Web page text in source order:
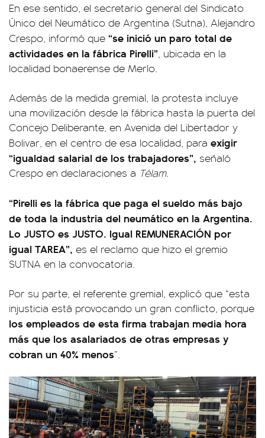
En ese sentido, el secretario general del Sindicato
Único del Neumático de Argentina (Sutna), Alejandro
Crespo, informó que “se inició un paro total de
actividades en la fábrica Pirelli”, ubicada en la
localidad bonaerense de Merlo.
Además de la medida gremial, la protesta incluye
una movilización desde la fábrica hasta la puerta del
Concejo Deliberante, en Avenida del Libertador y
Bolivar, en el centro de esa localidad, para exigir
“igualdad salarial de los trabajadores”, señaló
Crespo en declaraciones a Télam.
“Pirelli es la fábrica que paga el sueldo más bajo
de toda la industria del neumático en la Argentina.
Lo JUSTO es JUSTO. Igual REMUNERACIÓN por
igual TAREA”, es el reclamo que hizo el gremio
SUTNA en la convocatoria.
Por su parte, el referente gremial, explicó que “esta
injusticia está provocando un gran conflicto, porque
los empleados de esta firma trabajan media hora
más que los asalariados de otras empresas y
cobran un 40% menos”.